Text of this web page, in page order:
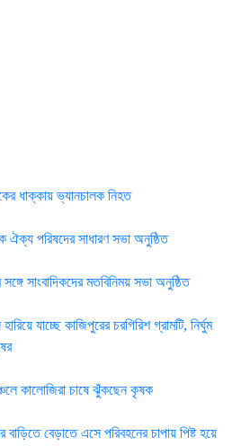
ধাক্কায় ভ্যানচালক নিহত
ঐক্য পরিষদের সাধারণ সভা অনুষ্ঠিত
সাংবাদিকদের মতবিনিময় সভা অনুষ্ঠিত
যাচ্ছে কাজিপুরের চরগিরিশ গ্রামটি, নির্ঘুম
কালোজিরা চাষে ঝুঁকছেন কৃষক
বাড়িতে বেড়াতে এসে পরিবহনের চাপায় পিষ্ট হয়ে